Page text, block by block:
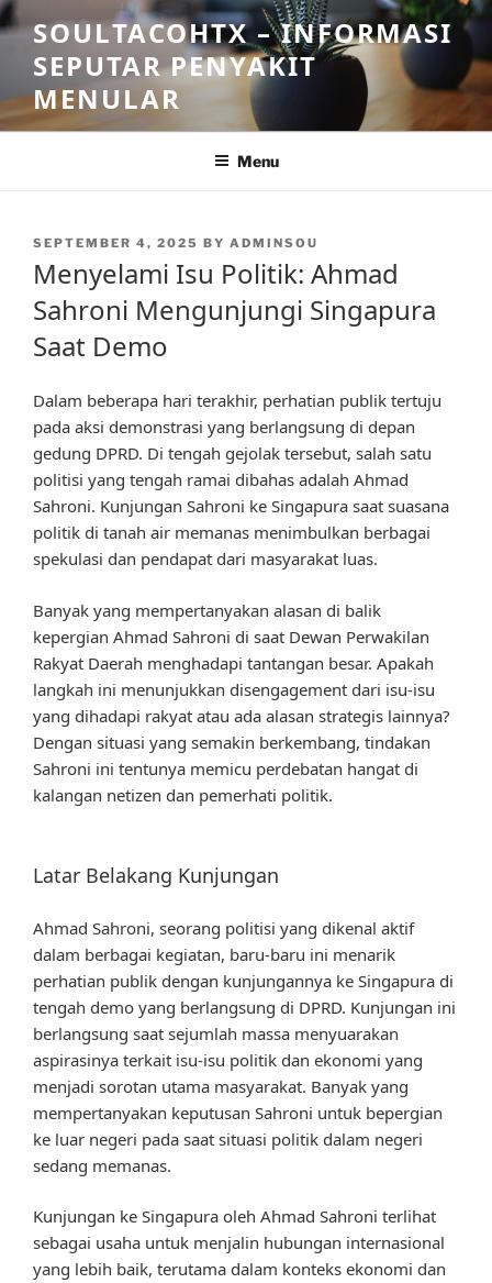
Skip
to
content
SOULTACOHTX – INFORMASI
SEPUTAR PENYAKIT
MENULAR
Menu
POSTED
SEPTEMBER 4, 2025 BY ADMINSOU
Menyelami Isu Politik: Ahmad
Sahroni Mengunjungi Singapura
Saat Demo
Dalam beberapa hari terakhir, perhatian publik tertuju
pada aksi demonstrasi yang berlangsung di depan
gedung DPRD. Di tengah gejolak tersebut, salah satu
politisi yang tengah ramai dibahas adalah Ahmad
Sahroni. Kunjungan Sahroni ke Singapura saat suasana
politik di tanah air memanas menimbulkan berbagai
spekulasi dan pendapat dari masyarakat luas.
Banyak yang mempertanyakan alasan di balik
kepergian Ahmad Sahroni di saat Dewan Perwakilan
Rakyat Daerah menghadapi tantangan besar. Apakah
langkah ini menunjukkan disengagement dari isu-isu
yang dihadapi rakyat atau ada alasan strategis lainnya?
Dengan situasi yang semakin berkembang, tindakan
Sahroni ini tentunya memicu perdebatan hangat di
kalangan netizen dan pemerhati politik.
Latar Belakang Kunjungan
Ahmad Sahroni, seorang politisi yang dikenal aktif
dalam berbagai kegiatan, baru-baru ini menarik
perhatian publik dengan kunjungannya ke Singapura di
tengah demo yang berlangsung di DPRD. Kunjungan ini
berlangsung saat sejumlah massa menyuarakan
aspirasinya terkait isu-isu politik dan ekonomi yang
menjadi sorotan utama masyarakat. Banyak yang
mempertanyakan keputusan Sahroni untuk bepergian
ke luar negeri pada saat situasi politik dalam negeri
sedang memanas.
Kunjungan ke Singapura oleh Ahmad Sahroni terlihat
sebagai usaha untuk menjalin hubungan internasional
yang lebih baik, terutama dalam konteks ekonomi dan